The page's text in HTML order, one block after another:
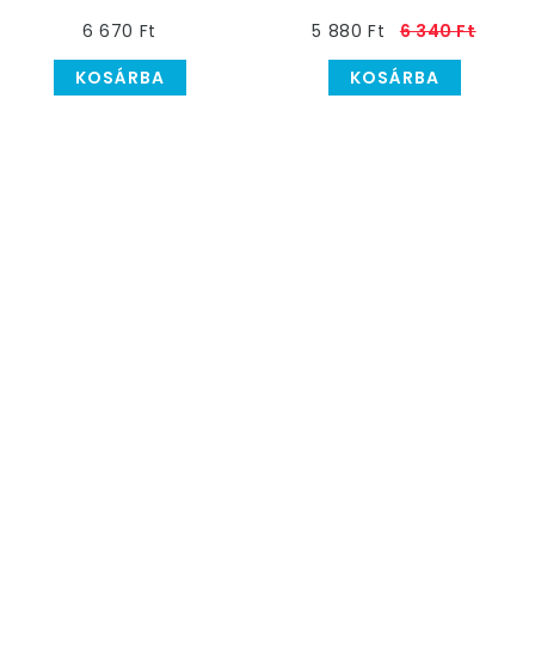
6 670 Ft
KOSÁRBA
61 cm
5 880 Ft
6 340 Ft
KOSÁRBA